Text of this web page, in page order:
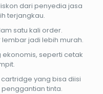
dari penyedia jasa
terjangkau.
satu kali order.
jadi lebih murah.
ekonomis, seperti cetak
yang bisa diisi
tinta.